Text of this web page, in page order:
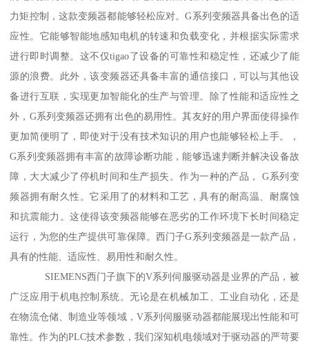
力矩控制，这款变频器都能够轻松应对。G系列变频器具备出色的适
应性。它能够智能地感知电机的转速和负载变化，并根据实际需求
进行即时调整。这不仅tigao了设备的可靠性和稳定性，还减少了能
源的浪费。此外，该变频器还具备丰富的通信接口，可以与其他设
备进行互联，实现更加智能化的生产与管理。除了性能和适应性之
外，G系列变频器还拥有出色的易用性。其友好的用户界面使得操作
更加简便明了，即使对于没有技术知识的用户也能够轻松上手。，
G系列变频器拥有丰富的故障诊断功能，能够迅速判断并解决设备故
障，大大减少了停机时间和生产损失。作为一种的产品， G系列变
频器拥有耐久性。它采用了的材料和工艺，具有的耐高温、耐腐蚀
和抗震能力。这使得该变频器能够在恶劣的工作环境下长时间稳定
运行，为您的生产提供可靠保障。西门子G系列变频器是一款产品，
具有的性能、适应性、易用性和耐久性。
SIEMENS西门子旗下的V系列伺服驱动器是业界的产品，被
广泛应用于机电控制系统。无论是在机械加工、工业自动化，还是
在物流仓储、制造业等领域，V系列伺服驱动器都能展现出性能和可
靠性。作为的PLC技术参数，我们深知机电领域对于驱动器的严苛要